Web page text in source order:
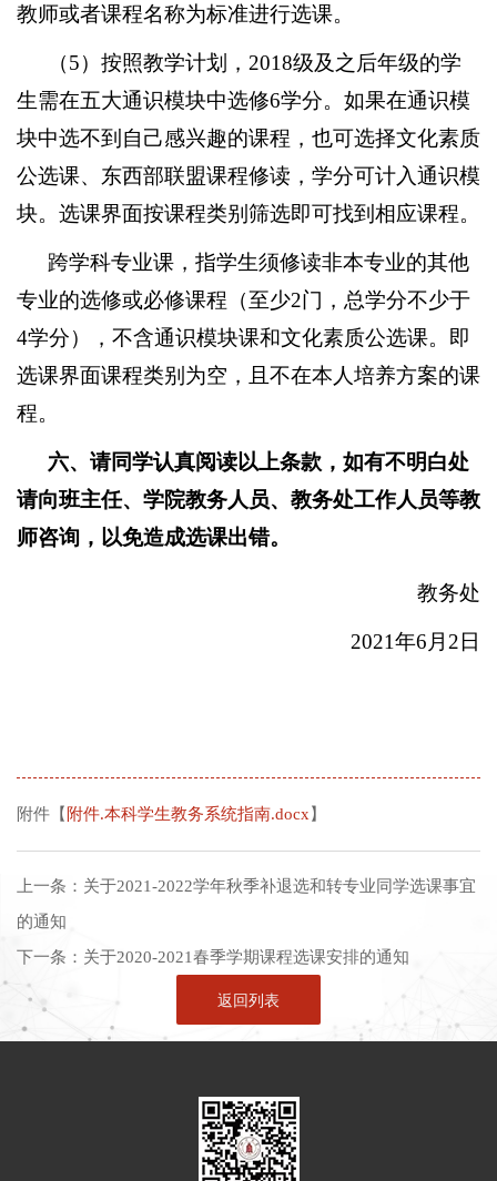
教师或者课程名称为标准进行选课。
（5）按照教学计划， 2018级及之后年级的学
生需在五大通识模块中选修6学分。如果在通识模
块中选不到自己感兴趣的课程，也可选择文化素质
公选课、东西部联盟课程修读，学分可计入通识模
块。选课界面按课程类别筛选即可找到相应课程。
跨学科专业课，指学生须修读非本专业的其他
专业的选修或必修课程（至少2门，总学分不少于
4学分），不含通识模块课和文化素质公选课。即
选课界面课程类别为空，且不在本人培养方案的课
程。
六、请同学认真阅读以上条款，如有不明白处
请向班主任、学院教务人员、教务处工作人员等教
师咨询，以免造成选课出错。
教务处
2021年6 月 2日
附件【 附件.本科学生教务系统指南.docx 】
上一条： 关于2021-2022学年秋季补退选和转专业同学选课事宜
的通知
下一条： 关于2020-2021春季学期课程选课安排的通知
返回列表